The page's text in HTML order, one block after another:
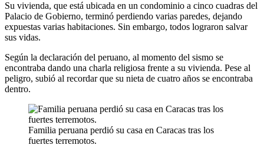
Su vivienda, que está ubicada en un condominio a cinco cuadras del
Palacio de Gobierno, terminó perdiendo varias paredes, dejando
expuestas varias habitaciones. Sin embargo, todos lograron salvar
sus vidas.
Según la declaración del peruano, al momento del sismo se
encontraba dando una charla religiosa frente a su vivienda. Pese al
peligro, subió al recordar que su nieta de cuatro años se encontraba
dentro.
Familia peruana perdió su casa en Caracas tras los
fuertes terremotos.